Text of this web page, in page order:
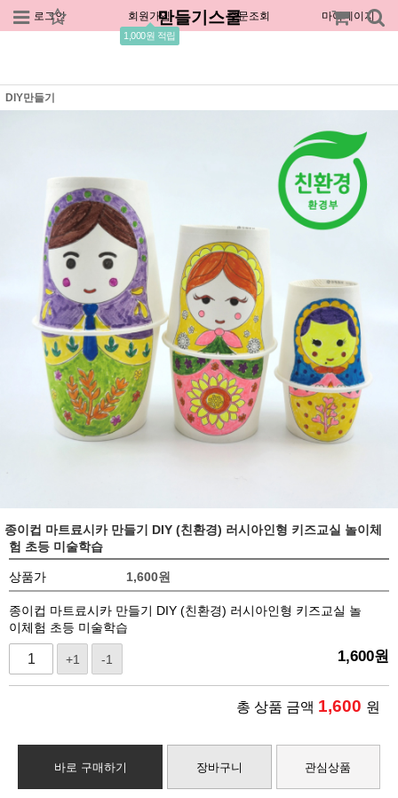
로그인 회원가입
1,000원 적립
주문조회 마이페이지
만들기스쿨
DIY만들기
종이컵 마트료시카 만들기 DIY (친환경) 러시아인형 키즈교실 놀이체
험 초등 미술학습
상품가 1,600원
종이컵 마트료시카 만들기 DIY (친환경) 러시아인형 키즈교실 놀
이체험 초등 미술학습
+1 -1 1,600원
총 상품 금액 1,600 원
바로 구매하기 장바구니 관심상품